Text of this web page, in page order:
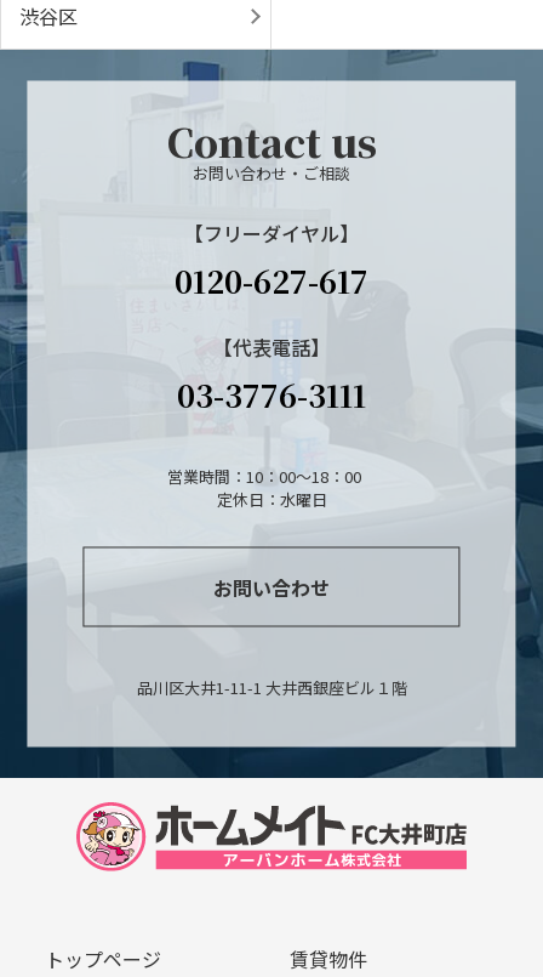
渋谷区
Contact us
お問い合わせ・ご相談
【フリーダイヤル】
0120-627-617
【代表電話】
03-3776-3111
営業時間：10：00～18：00
定休日：水曜日
お問い合わせ
品川区大井1-11-1 大井西銀座ビル１階
トップページ 賃貸物件